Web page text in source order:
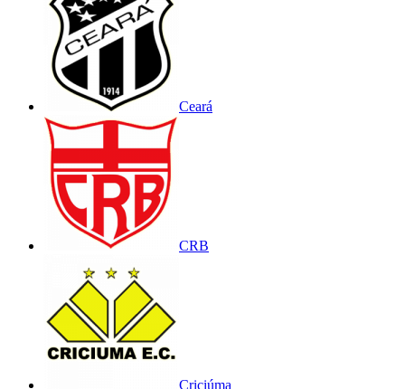
Ceará
CRB
Criciúma